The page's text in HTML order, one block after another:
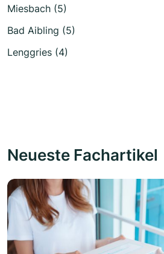
Miesbach (5)
Bad Aibling (5)
Lenggries (4)
Neueste Fachartikel